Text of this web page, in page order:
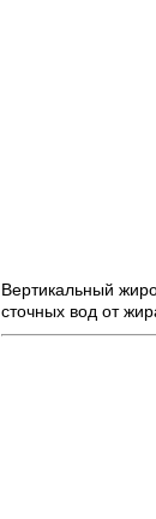
Вертикальный
сточных вод от